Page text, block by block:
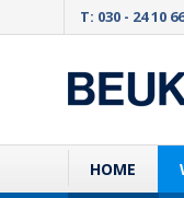
T: 030 - 24 10
HOME